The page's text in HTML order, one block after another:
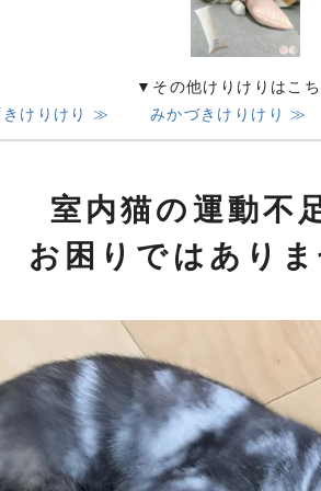
▼その他けりけりはこ
きけりけり ≫
みかづきけりけり ≫
室内猫の運動不
お困りではありま